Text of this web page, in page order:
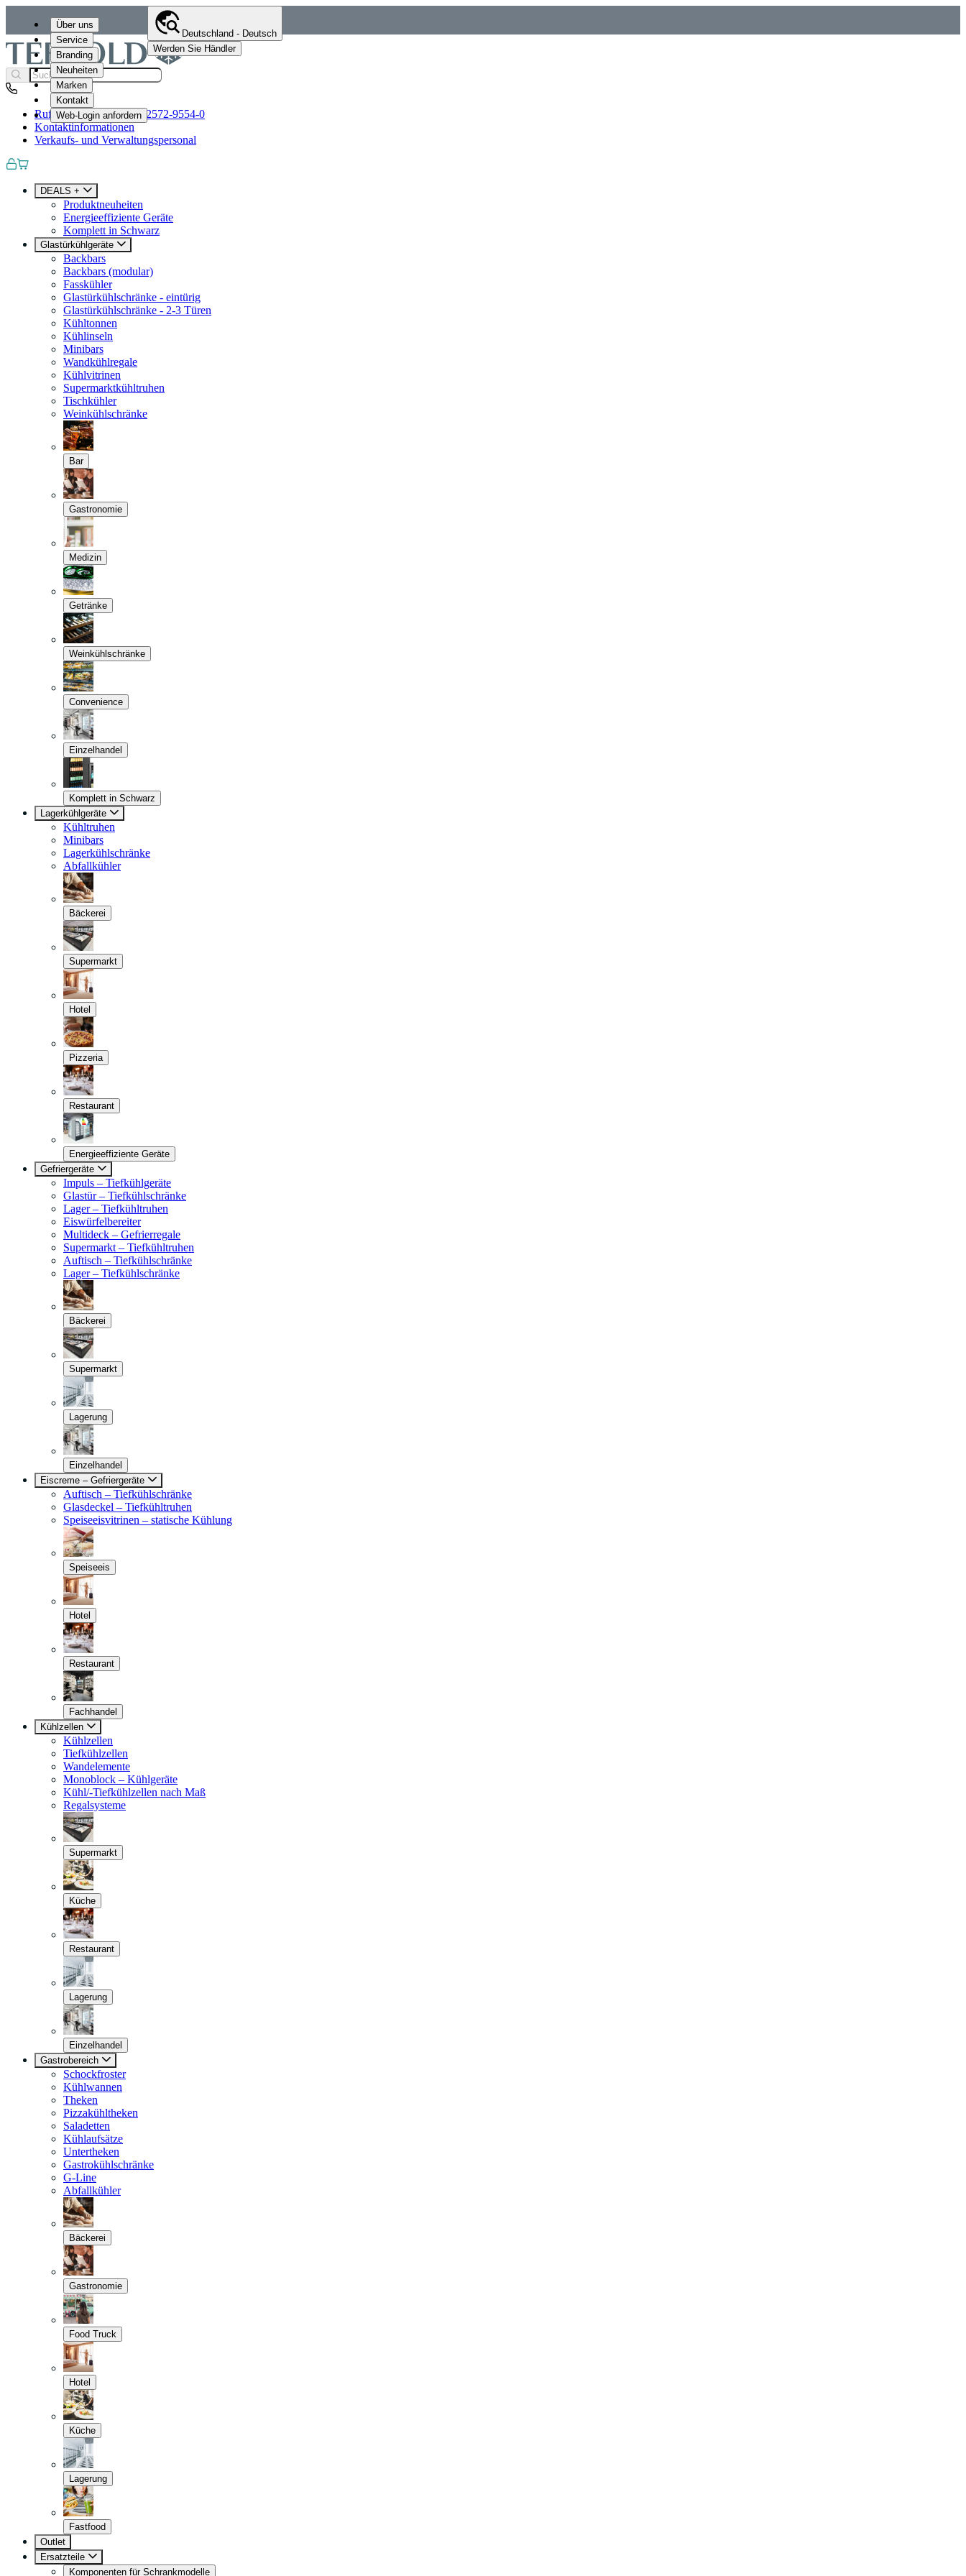
Über uns
Service
Branding
Neuheiten
Marken
Kontakt
Web-Login anfordern
Deutschland - Deutsch
Werden Sie Händler
Rufen Sie uns an+49 (0)2572-9554-0
Kontaktinformationen
Verkaufs- und Verwaltungspersonal
DEALS +
Produktneuheiten
Energieeffiziente Geräte
Komplett in Schwarz
Glastürkühlgeräte
Backbars
Backbars (modular)
Fasskühler
Glastürkühlschränke - eintürig
Glastürkühlschränke - 2-3 Türen
Kühltonnen
Kühlinseln
Minibars
Wandkühlregale
Kühlvitrinen
Supermarktkühltruhen
Tischkühler
Weinkühlschränke
Bar
Gastronomie
Medizin
Getränke
Weinkühlschränke
Convenience
Einzelhandel
Komplett in Schwarz
Lagerkühlgeräte
Kühltruhen
Minibars
Lagerkühlschränke
Abfallkühler
Bäckerei
Supermarkt
Hotel
Pizzeria
Restaurant
Energieeffiziente Geräte
Gefriergeräte
Impuls – Tiefkühlgeräte
Glastür – Tiefkühlschränke
Lager – Tiefkühltruhen
Eiswürfelbereiter
Multideck – Gefrierregale
Supermarkt – Tiefkühltruhen
Auftisch – Tiefkühlschränke
Lager – Tiefkühlschränke
Bäckerei
Supermarkt
Lagerung
Einzelhandel
Eiscreme – Gefriergeräte
Auftisch – Tiefkühlschränke
Glasdeckel – Tiefkühltruhen
Speiseeisvitrinen – statische Kühlung
Speiseeis
Hotel
Restaurant
Fachhandel
Kühlzellen
Kühlzellen
Tiefkühlzellen
Wandelemente
Monoblock – Kühlgeräte
Kühl/-Tiefkühlzellen nach Maß
Regalsysteme
Supermarkt
Küche
Restaurant
Lagerung
Einzelhandel
Gastrobereich
Schockfroster
Kühlwannen
Theken
Pizzakühltheken
Saladetten
Kühlaufsätze
Untertheken
Gastrokühlschränke
G-Line
Abfallkühler
Bäckerei
Gastronomie
Food Truck
Hotel
Küche
Lagerung
Fastfood
Outlet
Ersatzteile
Komponenten für Schrankmodelle